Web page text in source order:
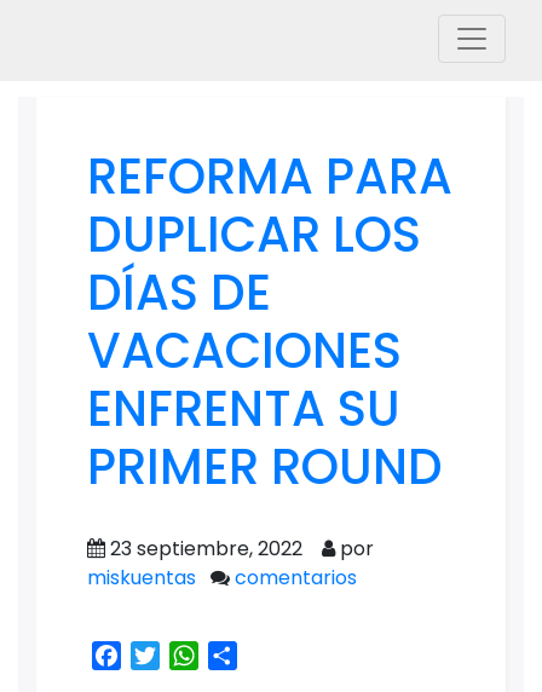
REFORMA PARA
DUPLICAR LOS
DÍAS DE
VACACIONES
ENFRENTA SU
PRIMER ROUND
23 septiembre, 2022
por
miskuentas
comentarios
Facebook
TwitterWhatsApp